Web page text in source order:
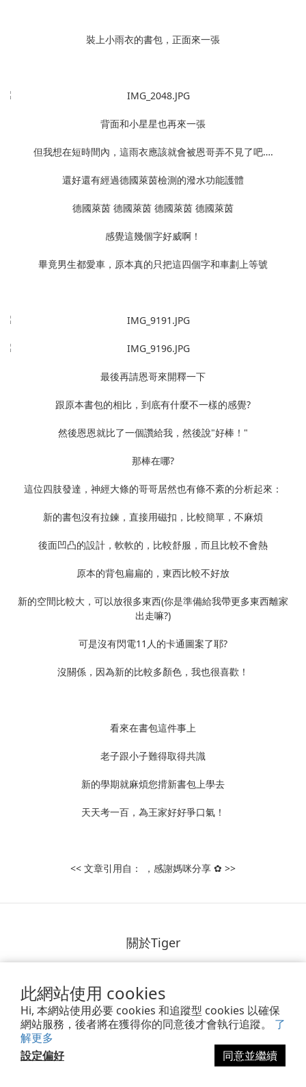
此網站使用 cookies
Hi, 本網站使用必要 cookies 和追蹤型 cookies 以確保
網站服務，後者將在獲得你的同意後才會執行追蹤。 了
解更多
設定偏好
同意並繼續
裝上小雨衣的書包，正面來一張
背面和小星星也再來一張
但我想在短時間內，這雨衣應該就會被恩哥弄不見了吧….
還好還有經過德國萊茵檢測的潑水功能護體
德國萊茵 德國萊茵 德國萊茵 德國萊茵
感覺這幾個字好威啊！
畢竟男生都愛車，原本真的只把這四個字和車劃上等號
最後再請恩哥來開釋一下
跟原本書包的相比，到底有什麼不一樣的感覺?
然後恩恩就比了一個讚給我，然後說"好棒！"
那棒在哪?
這位四肢發達，神經大條的哥哥居然也有條不紊的分析起來：
新的書包沒有拉鍊，直接用磁扣，比較簡單，不麻煩
後面凹凸的設計，軟軟的，比較舒服，而且比較不會熱
原本的背包扁扁的，東西比較不好放
新的空間比較大，可以放很多東西(你是準備給我帶更多東西離家
出走嘛?)
可是沒有閃電11人的卡通圖案了耶?
沒關係，因為新的比較多顏色，我也很喜歡！
看來在書包這件事上
老子跟小子難得取得共識
新的學期就麻煩您揹新書包上學去
天天考一百，為王家好好爭口氣！
<< 文章引用自： ，感謝媽咪分享 ✿ >>
關於Tiger
專業認證
公益活動
媒體報導